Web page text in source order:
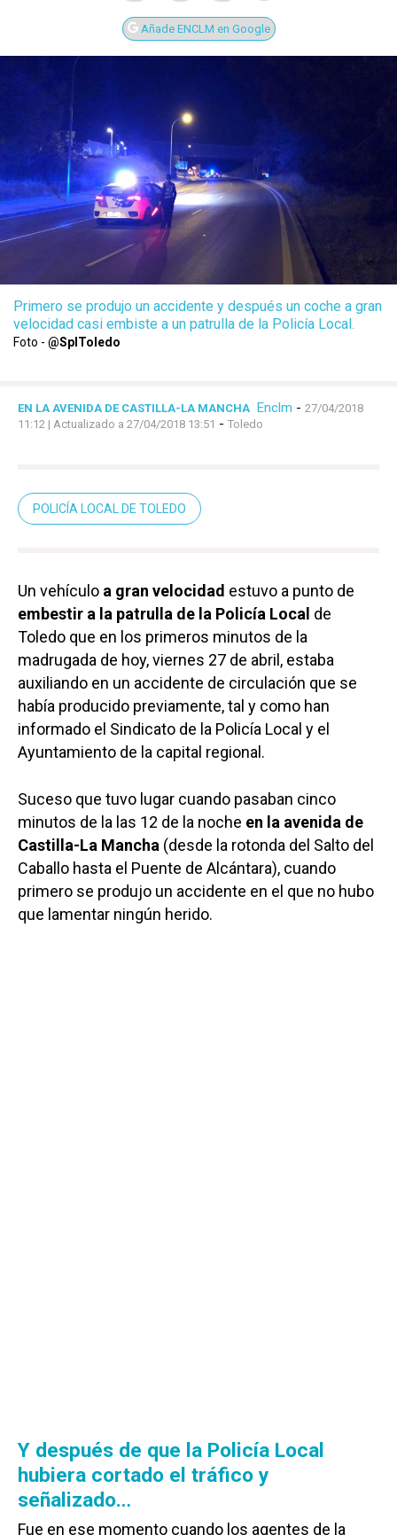
Añade ENCLM en Google
Primero se produjo un accidente y después un coche a gran
velocidad casi embiste a un patrulla de la Policía Local.
Foto - @SplToledo
EN LA AVENIDA DE CASTILLA-LA MANCHA Enclm - 27/04/2018
11:12 | Actualizado a 27/04/2018 13:51 - Toledo
POLICÍA LOCAL DE TOLEDO
Un vehículo a gran velocidad estuvo a punto de
embestir a la patrulla de la Policía Local de
Toledo que en los primeros minutos de la
madrugada de hoy, viernes 27 de abril, estaba
auxiliando en un accidente de circulación que se
había producido previamente, tal y como han
informado el Sindicato de la Policía Local y el
Ayuntamiento de la capital regional.
Suceso que tuvo lugar cuando pasaban cinco
minutos de la las 12 de la noche en la avenida de
Castilla-La Mancha (desde la rotonda del Salto del
Caballo hasta el Puente de Alcántara), cuando
primero se produjo un accidente en el que no hubo
que lamentar ningún herido.
Y después de que la Policía Local
hubiera cortado el tráfico y
señalizado…
Fue en ese momento cuando los agentes de la